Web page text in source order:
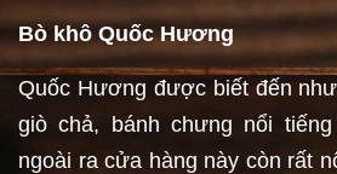
Bò khô Quốc Hương
Quốc Hương được biết đến
giò chả, bánh chưng nổi
ngoài ra cửa hàng này còn rất